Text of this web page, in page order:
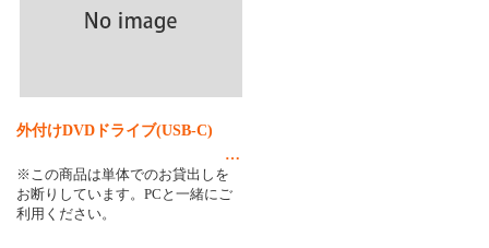
外付けDVDドライブ(USB-C)
※この商品は単体でのお貸出しを
お断りしています。PCと一緒にご
利用ください。